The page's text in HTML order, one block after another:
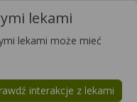
lekami
lekami może mieć
interakcje z lekami